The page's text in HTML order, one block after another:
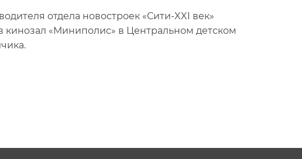
отдела новостроек «Сити-XXI век»
«Миниполис» в Центральном детском